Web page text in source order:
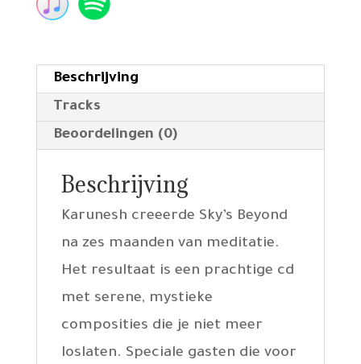
Beschrijving
Tracks
Beoordelingen (0)
Beschrijving
Karunesh creeerde Sky’s Beyond
na zes maanden van meditatie.
Het resultaat is een prachtige cd
met serene, mystieke
composities die je niet meer
loslaten. Speciale gasten die voor